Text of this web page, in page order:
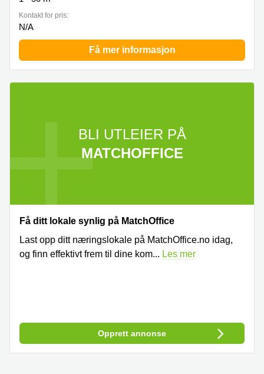
Kontakt for pris:
N/A
Få mer informasjon
BLI UTLEIER PÅ
MATCHOFFICE
Få ditt lokale synlig på MatchOffice
Last opp ditt næringslokale på MatchOffice.no idag,
og finn effektivt frem til dine kom... Les mer
Opprett annonse